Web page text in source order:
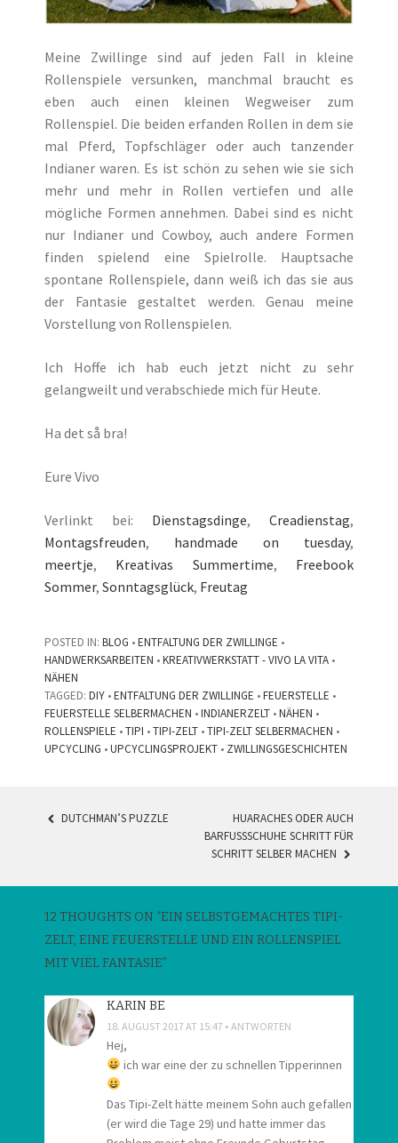
Meine Zwillinge sind auf jeden Fall in kleine
Rollenspiele versunken, manchmal braucht es
eben auch einen kleinen Wegweiser zum
Rollenspiel. Die beiden erfanden Rollen in dem sie
mal Pferd, Topfschläger oder auch tanzender
Indianer waren. Es ist schön zu sehen wie sie sich
mehr und mehr in Rollen vertiefen und alle
mögliche Formen annehmen. Dabei sind es nicht
nur Indianer und Cowboy, auch andere Formen
finden spielend eine Spielrolle. Hauptsache
spontane Rollenspiele, dann weiß ich das sie aus
der Fantasie gestaltet werden. Genau meine
Vorstellung von Rollenspielen.
Ich Hoffe ich hab euch jetzt nicht zu sehr
gelangweilt und verabschiede mich für Heute.
Ha det så bra!
Eure Vivo
Verlinkt bei: Dienstagsdinge, Creadienstag,
Montagsfreuden, handmade on tuesday,
meertje, Kreativas Summertime, Freebook
Sommer, Sonntagsglück, Freutag
POSTED IN: BLOG •ENTFALTUNG DER ZWILLINGE •
HANDWERKSARBEITEN •KREATIVWERKSTATT - VIVO LA VITA •
NÄHEN
TAGGED: DIY •ENTFALTUNG DER ZWILLINGE •FEUERSTELLE •
FEUERSTELLE SELBERMACHEN •INDIANERZELT •NÄHEN •
ROLLENSPIELE •TIPI •TIPI-ZELT •TIPI-ZELT SELBERMACHEN •
UPCYCLING •UPCYCLINGSPROJEKT • ZWILLINGSGESCHICHTEN
POST
DUTCHMAN’S PUZZLE
HUARACHES ODER AUCH
BARFUSSSCHUHE SCHRITT FÜR S
CHRITT SELBER MACHEN
12 THOUGHTS ON “EIN SELBSTGEMACHTES TIPI-
ZELT, EINE FEUERSTELLE UND EIN ROLLENSPIEL
MIT VIEL FANTASIE”
KARIN BE
18. AUGUST 2017 AT 15:47 ANTWORTEN
Hej,
ich war eine der zu schnellen Tipperinnen
Das Tipi-Zelt hätte meinem Sohn auch gefallen
(er wird die Tage 29) und hatte immer das